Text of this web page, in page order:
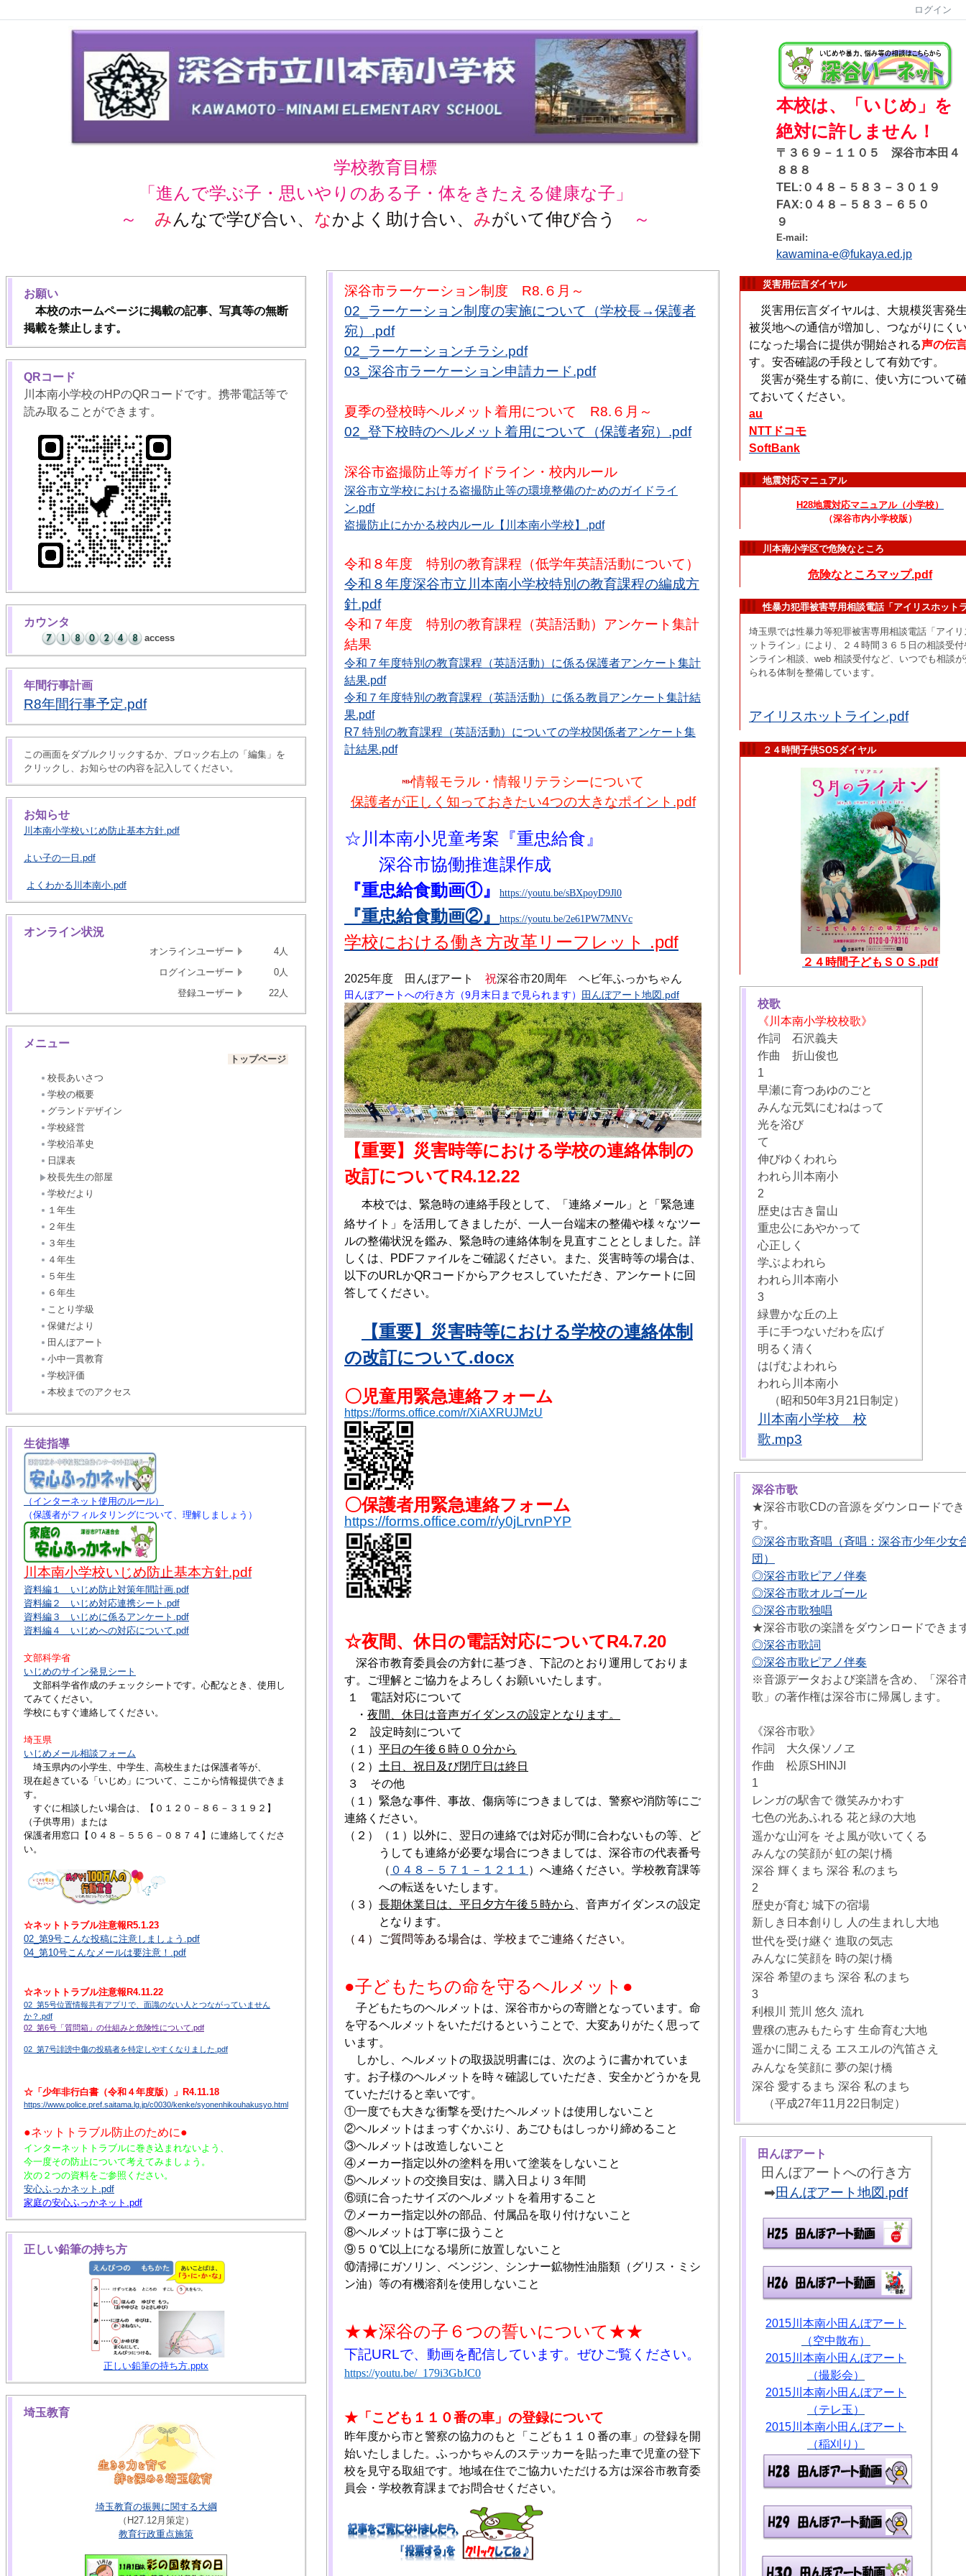
ログイン
学校教育目標
「進んで学ぶ子・思いやりのある子・体をきたえる健康な子」
～ みんなで学び合い、 なかよく助け合い、 みがいて伸び合う ～
本校は、「いじめ」を
絶対に許しません！
〒３６９－１１０５ 深谷市本田４
８８８
TEL:０４８－５８３－３０１９
FAX:０４８－５８３－６５０
９
E-mail:
kawamina-e@fukaya.ed.jp
お願い
本校のホームページに掲載の記事、写真等の無断
掲載を禁止します。
QRコード
川本南小学校のHPのQRコードです。携帯電話等で
読み取ることができます。
カウンタ
access
年間行事計画
R8年間行事予定.pdf
この画面をダブルクリックするか、ブロック右上の「編集」を
クリックし、お知らせの内容を記入してください。
お知らせ
川本南小学校いじめ防止基本方針.pdf
よい子の一日.pdf
よくわかる川本南小.pdf
オンライン状況
オンラインユーザー
4人
ログインユーザー
0人
登録ユーザー
22人
メニュー
トップページ
校長あいさつ
学校の概要
グランドデザイン
学校経営
学校沿革史
日課表
校長先生の部屋
学校だより
１年生
２年生
３年生
４年生
５年生
６年生
ことり学級
保健だより
田んぼアート
小中一貫教育
学校評価
本校までのアクセス
生徒指導
（インターネット使用のルール）
（保護者がフィルタリングについて、理解しましょう）
川本南小学校いじめ防止基本方針.pdf
資料編１ いじめ防止対策年間計画.pdf
資料編２ いじめ対応連携シート.pdf
資料編３ いじめに係るアンケート.pdf
資料編４ いじめへの対応について.pdf
文部科学省
いじめのサイン発見シート
文部科学省作成のチェックシートです。心配なとき、使用し
てみてください。
学校にもすぐ連絡してください。
埼玉県
いじめメール相談フォーム
埼玉県内の小学生、中学生、高校生または保護者等が、
現在起きている「いじめ」について、ここから情報提供できま
す。
すぐに相談したい場合は、【０１２０－８６－３１９２】
（子供専用）または
保護者用窓口【０４８－５５６－０８７４】に連絡してくださ
い。
☆ネットトラブル注意報R5.1.23
02_第9号こんな投稿に注意しましょう.pdf
04_第10号こんなメールは要注意！.pdf
☆ネットトラブル注意報R4.11.22
02_第5号位置情報共有アプリで、面識のない人とつながっていません
か？.pdf
02_第6号「質問箱」の仕組みと危険性について.pdf
02_第7号誹謗中傷の投稿者を特定しやすくなりました.pdf
☆「少年非行白書（令和４年度版）」R4.11.18
https://www.police.pref.saitama.lg.jp/c0030/kenke/syonenhikouhakusyo.html
●ネットトラブル防止のために●
インターネットトラブルに巻き込まれないよう、
今一度その防止について考えてみましょう。
次の２つの資料をご参照ください。
安心ふっかネット.pdf
家庭の安心ふっかネット.pdf
正しい鉛筆の持ち方
正しい鉛筆の持ち方.pptx
埼玉教育
埼玉教育の振興に関する大綱
（H27.12月策定）
教育行政重点施策
深谷市ラーケーション制度 R8.６月～
02_ラーケーション制度の実施について（学校長→保護者
宛）.pdf
02_ラーケーションチラシ.pdf
03_深谷市ラーケーション申請カード.pdf
夏季の登校時ヘルメット着用について R8.６月～
02_登下校時のヘルメット着用について（保護者宛）.pdf
深谷市盗撮防止等ガイドライン・校内ルール
深谷市立学校における盗撮防止等の環境整備のためのガイドライ
ン.pdf
盗撮防止にかかる校内ルール【川本南小学校】.pdf
令和８年度 特別の教育課程（低学年英語活動について）
令和８年度深谷市立川本南小学校特別の教育課程の編成方
針.pdf
令和７年度 特別の教育課程（英語活動）アンケート集計
結果
令和７年度特別の教育課程（英語活動）に係る保護者アンケート集計
結果.pdf
令和７年度特別の教育課程（英語活動）に係る教員アンケート集計結
果.pdf
R7 特別の教育課程（英語活動）についての学校関係者アンケート集
計結果.pdf
情報モラル・情報リテラシーについて
保護者が正しく知っておきたい4つの大きなポイント.pdf
☆川本南小児童考案『重忠給食』
深谷市協働推進課作成
『重忠給食動画①』
https://youtu.be/sBXpoyD9Jl0
『重忠給食動画②』 https://youtu.be/2e61PW7MNVc
学校における働き方改革リーフレット .pdf
2025年度 田んぼアート 祝深谷市20周年 ヘビ年ふっかちゃん
田んぼアートへの行き方（9月末日まで見られます） 田んぼアート地図.pdf
【重要】災害時等における学校の連絡体制の
改訂についてR4.12.22
本校では、緊急時の連絡手段として、「連絡メール」と「緊急連
絡サイト」を活用してきましたが、一人一台端末の整備や様々なツー
ルの整備状況を鑑み、緊急時の連絡体制を見直すこととしました。詳
しくは、PDFファイルをご確認ください。また、災害時等の場合は、
以下のURLかQRコードからアクセスしていただき、アンケートに回
答してください。
【重要】災害時等における学校の連絡体制
の改訂について.docx
〇児童用緊急連絡フォーム
https://forms.office.com/r/XiAXRUJMzU
〇保護者用緊急連絡フォーム
https://forms.office.com/r/y0jLrvnPYP
☆夜間、休日の電話対応についてR4.7.20
深谷市教育委員会の方針に基づき、下記のとおり運用しておりま
す。ご理解とご協力をよろしくお願いいたします。
１ 電話対応について
・ 夜間、休日は音声ガイダンスの設定となります。
２ 設定時刻について
（１） 平日の午後６時００分から
（２） 土日、祝日及び閉庁日は終日
３
その他
（１）緊急な事件、事故、傷病等につきましては、警察や消防等にご
連絡ください。
（２）（１）以外に、翌日の連絡では対応が間に合わないもの等、ど
うしても連絡が必要な場合につきましては、深谷市の代表番号
（ ０４８－５７１－１２１１ ）へ連絡ください。学校教育課等
への転送をいたします。
（３） 長期休業日は、平日夕方午後 ５時から
、音声ガイダンスの設定
となります。
（４）ご質問等ある場合は、学校までご連絡ください。
●子どもたちの命を守るヘルメット●
子どもたちのヘルメットは、深谷市からの寄贈となっています。命
を守るヘルメットをいただけるということで、大変ありがたく思って
います。
しかし、ヘルメットの取扱説明書には、次のように書かれていま
す。お子様のヘルメットを時々確認していただき、安全かどうかを見
ていただけると幸いです。
①一度でも大きな衝撃を受けたヘルメットは使用しないこと
②ヘルメットはまっすぐかぶり、あごひもはしっかり締めること
③ヘルメットは改造しないこと
④メーカー指定以外の塗料を用いて塗装をしないこと
⑤ヘルメットの交換目安は、購入日より３年間
⑥頭に合ったサイズのヘルメットを着用すること
⑦メーカー指定以外の部品、付属品を取り付けないこと
⑧ヘルメットは丁寧に扱うこと
⑨５０℃以上になる場所に放置しないこと
⑩清掃にガソリン、ベンジン、シンナー鉱物性油脂類（グリス・ミシ
ン油）等の有機溶剤を使用しないこと
★★深谷の子６つの誓いについて★★
下記URLで、動画を配信しています。ぜひご覧ください。
https://youtu.be/_179i3GbJC0
★「こども１１０番の車」の登録について
昨年度から市と警察の協力のもと「こども１１０番の車」の登録を開
始いたしました。ふっかちゃんのステッカーを貼った車で児童の登下
校を見守る取組です。地域在住でご協力いただける方は深谷市教育委
員会・学校教育課までお問合せください。
災害用伝言ダイヤル
災害用伝言ダイヤルは、大規模災害発
被災地への通信が増加し、つながりにく
になった場合に提供が開始される声の伝
す。安否確認の手段として有効です。
災害が発生する前に、使い方について
ておいてください。
au
NTTドコモ
SoftBank
地震対応マニュアル
H28地震対応マニュアル（小学校）
（深谷市内小学校版）
川本南小学区で危険なところ
危険なところマップ.pdf
性暴力犯罪被害専用相談電話「アイリスホット
埼玉県では性暴力等犯罪被害専用相談電話「アイリ
ットライン」により、２４時間３６５日の相談受付
ンライン相談、web 相談受付など、いつでも相談
られる体制を整備しています。
アイリスホットライン.pdf
２４時間子供SOSダイヤル
２４時間子どもＳＯＳ.pdf
校歌
《川本南小学校校歌》
作詞 石沢義夫
作曲 折山俊也
1
早瀬に育つあゆのごと
みんな元気にむねはって
光を浴び
て
伸びゆくわれら
われら川本南小
2
歴史は古き畠山
重忠公にあやかって
心正しく
学ぶよわれら
われら川本南小
3
緑豊かな丘の上
手に手つないだわを広げ
明るく清く
はげむよわれら
われら川本南小
（昭和50年3月21日制定）
川本南小学校 校
歌.mp3
深谷市歌
★深谷市歌CDの音源をダウンロードで
す。
◎深谷市歌斉唱（斉唱：深谷市少年少女
団）
◎深谷市歌ピアノ伴奏
◎深谷市歌オルゴール
◎深谷市歌独唱
★深谷市歌の楽譜をダウンロードできま
◎深谷市歌詞
◎深谷市歌ピアノ伴奏
※音源データおよび楽譜を含め、「深谷
歌」の著作権は深谷市に帰属します。
《深谷市歌》
作詞 大久保ソノヱ
作曲 松原SHINJI
1
レンガの駅舎で 微笑みかわす
七色の光あふれる 花と緑の大地
遥かな山河を そよ風が吹いてくる
みんなの笑顔が 虹の架け橋
深谷 輝くまち 深谷 私のまち
2
歴史が育む 城下の宿場
新しき日本創りし 人の生まれし大地
世代を受け継ぐ 進取の気志
みんなに笑顔を 時の架け橋
深谷 希望のまち 深谷 私のまち
3
利根川 荒川 悠久 流れ
豊穣の恵みもたらす 生命育む大地
遥かに聞こえる エスエルの汽笛さえ
みんなを笑顔に 夢の架け橋
深谷 愛するまち 深谷 私のまち
（平成27年11月22日制定）
田んぼアート
田んぼアートへの行き方
➡田んぼアート地図.pdf
2015川本南小田んぼアート
（空中散布）
2015川本南小田んぼアート
（撮影会）
2015川本南小田んぼアート
（テレ玉）
2015川本南小田んぼアート
（稲刈り）